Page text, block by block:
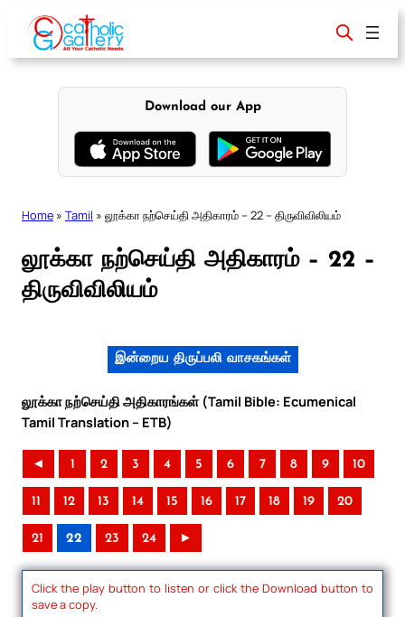
content
Download our App
Home » Tamil » லூக்கா நற்செய்தி அதிகாரம் – 22 – திருவிவிலியம்
லூக்கா நற்செய்தி அதிகாரம் – 22 –
திருவிவிலியம்
இன்றைய திருப்பலி வாசகங்கள்
லூக்கா நற்செய்தி அதிகாரங்கள் (Tamil Bible: Ecumenical
Tamil Translation – ETB)
◄ 1 2 3 4 5 6 7 8 9 10
11 12 13 14 15 16 17 18 19 20
21 22 23 24 ►
Click the play button to listen or click the Download button to
save a copy.